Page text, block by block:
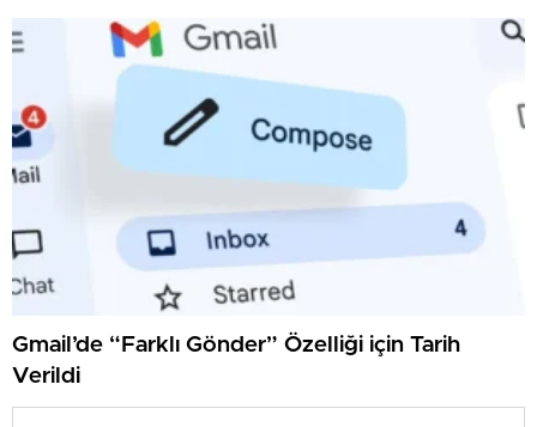
Gmail’de “Farklı Gönder” Özelliği için Tarih
Verildi